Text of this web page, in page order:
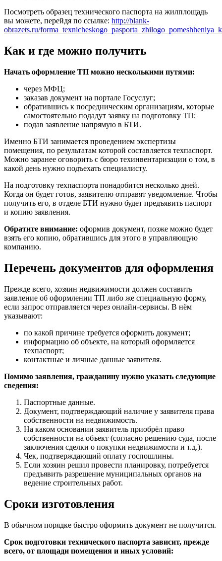
Посмотреть образец технического паспорта на жилплощадь
вы можете, перейдя по ссылке: http://blank-
obrazets.ru/
Как и где можно получить
Начать оформление ТП можно несколькими путями:
через МФЦ;
заказав документ на портале Госуслуг;
обратившись к посредническим организациям, которые
самостоятельно подадут заявку на подготовку ТП;
подав заявление напрямую в БТИ.
Именно БТИ занимается проведением экспертизы
помещения, по результатам которой составляется техпаспорт.
Можно заранее оговорить с бюро техинвентаризации о том, в
какой день нужно подъехать специалисту.
На подготовку техпаспорта понадобится несколько дней.
Когда он будет готов, заявителю отправят уведомление. Чтобы
получить его, в отделе БТИ нужно будет предъявить паспорт
и копию заявления.
Обратите внимание: оформив документ, позже можно будет
взять его копию, обратившись для этого в управляющую
компанию.
Перечень документов для оформления
Прежде всего, хозяин недвижимости должен составить
заявление об оформлении ТП либо же специальную форму,
если запрос отправляется через онлайн-сервисы. В нём
указывают:
по какой причине требуется оформить документ;
информацию об объекте, на который оформляется
техпаспорт;
контактные и личные данные заявителя.
Помимо заявления, гражданину нужно указать следующие
сведения:
Паспортные данные.
Документ, подтверждающий наличие у заявителя права
собственности на недвижимость.
На каком основании заявитель приобрёл право
собственности на объект (согласно решению суда, после
заключения сделки о покупки недвижимости и т.д.).
Чек, подтверждающий оплату госпошлины.
Если хозяин решил провести планировку, потребуется
предъявить разрешение муниципальных органов на
ведение строительных работ.
Сроки изготовления
В обычном порядке быстро оформить документ не получится.
Срок подготовки технического паспорта зависит, прежде
всего, от площади помещения и иных условий: